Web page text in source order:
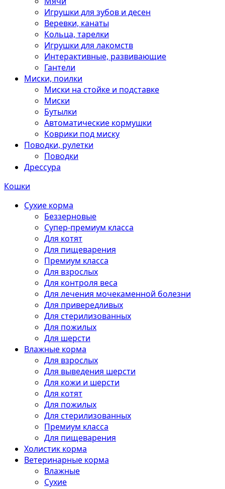
Игрушки для зубов и десен
Веревки, канаты
Кольца, тарелки
Игрушки для лакомств
Интерактивные, развивающие
Гантели
Миски, поилки
Миски на стойке и подставке
Миски
Бутылки
Автоматические кормушки
Коврики под миску
Поводки, рулетки
Поводки
Дрессура
Кошки
Сухие корма
Беззерновые
Супер-премиум класса
Для котят
Для пищеварения
Премиум класса
Для взрослых
Для контроля веса
Для лечения мочекаменной болезни
Для привередливых
Для стерилизованных
Для пожилых
Для шерсти
Влажные корма
Для взрослых
Для выведения шерсти
Для кожи и шерсти
Для котят
Для пожилых
Для стерилизованных
Премиум класса
Для пищеварения
Холистик корма
Ветеринарные корма
Влажные
Сухие